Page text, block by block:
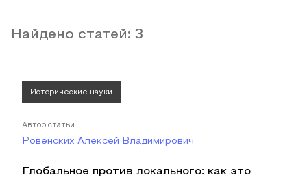
Найдено статей: 3
Исторические науки
Автор статьи
Ровенских Алексей Владимирович
Глобальное против локального: как это